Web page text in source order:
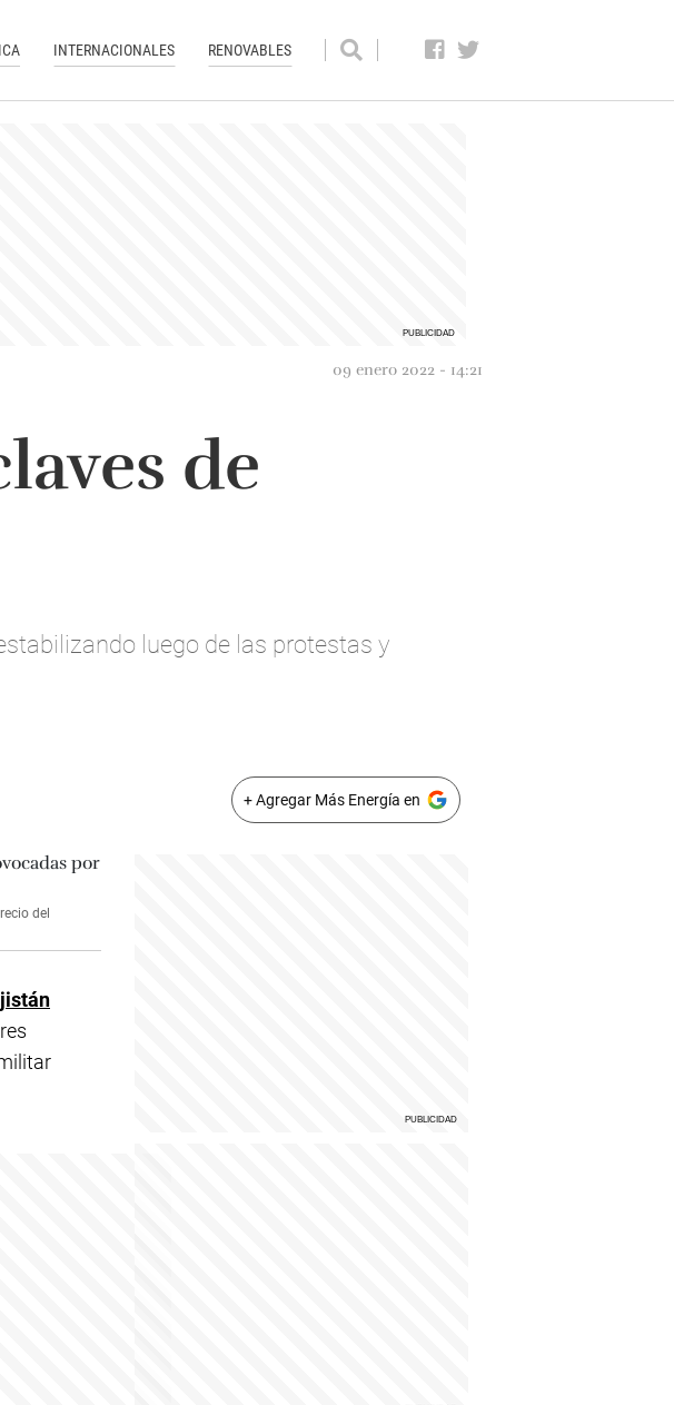
INTERNACIONALES RENOVABLES
09 enero 2022 - 14:21
de
luego de las protestas y
+ Agregar Más Energía en
del